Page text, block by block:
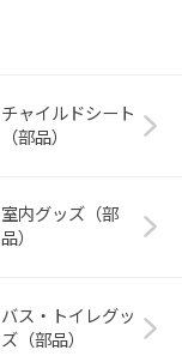
チャイルドシート
（部品）
室内グッズ（部
品）
バス・トイレグッ
ズ（部品）